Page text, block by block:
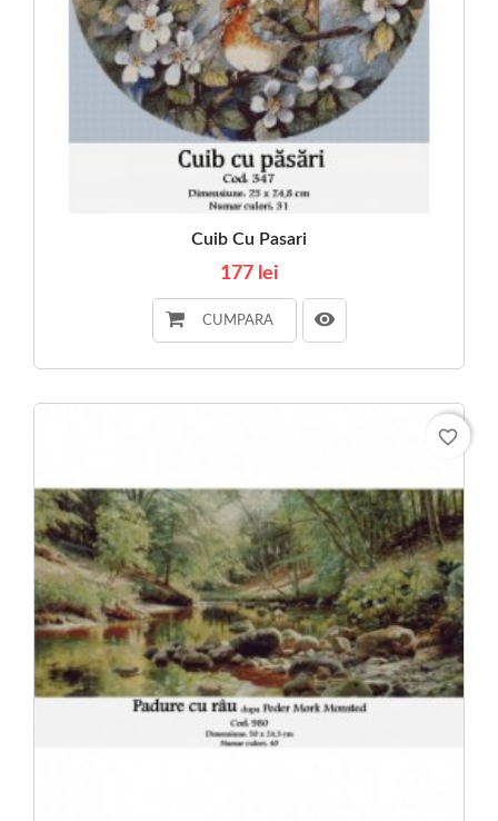
Cuib Cu Pasari
177 lei
CUMPARA
favorite_border